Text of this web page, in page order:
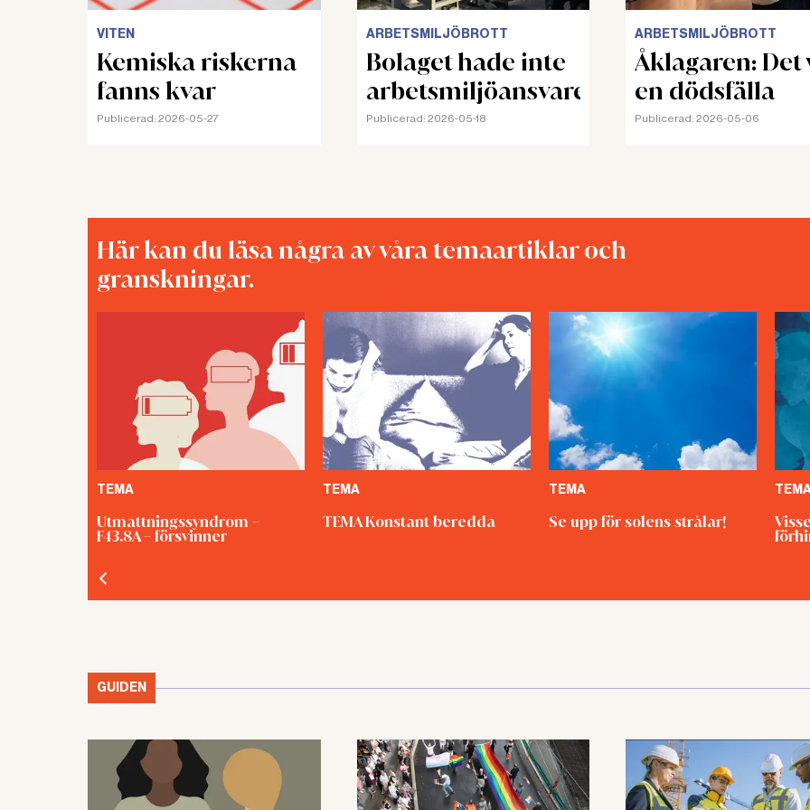
VITEN
Kemiska riskerna
fanns kvar
Publicerad: 2026-05-27
ARBETSMILJÖBROTT
Bolaget hade inte
arbetsmiljöansvaret
Publicerad: 2026-05-18
ARBETSMILJÖBROTT
Åklagaren: Det
en dödsfälla
Publicerad: 2026-05-06
Här kan du läsa några av våra temaartiklar och
granskningar.
TEMA
Utmattningssyndrom –
F43.8A – försvinner
TEMA
TEMA Konstant beredda
TEMA
Se upp för solens strålar!
GUIDEN